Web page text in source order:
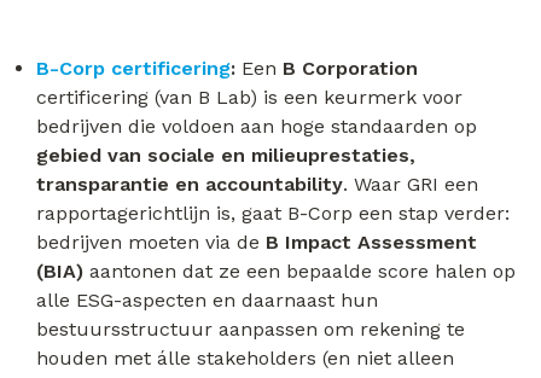
B-Corp certificering: Een B Corporation
certificering (van B Lab) is een keurmerk voor
bedrijven die voldoen aan hoge standaarden op
gebied van sociale en milieuprestaties,
transparantie en accountability. Waar GRI een
rapportagerichtlijn is, gaat B-Corp een stap verder:
bedrijven moeten via de B Impact Assessment
(BIA) aantonen dat ze een bepaalde score halen op
alle ESG-aspecten en daarnaast hun
bestuursstructuur aanpassen om rekening te
houden met álle stakeholders (en niet alleen